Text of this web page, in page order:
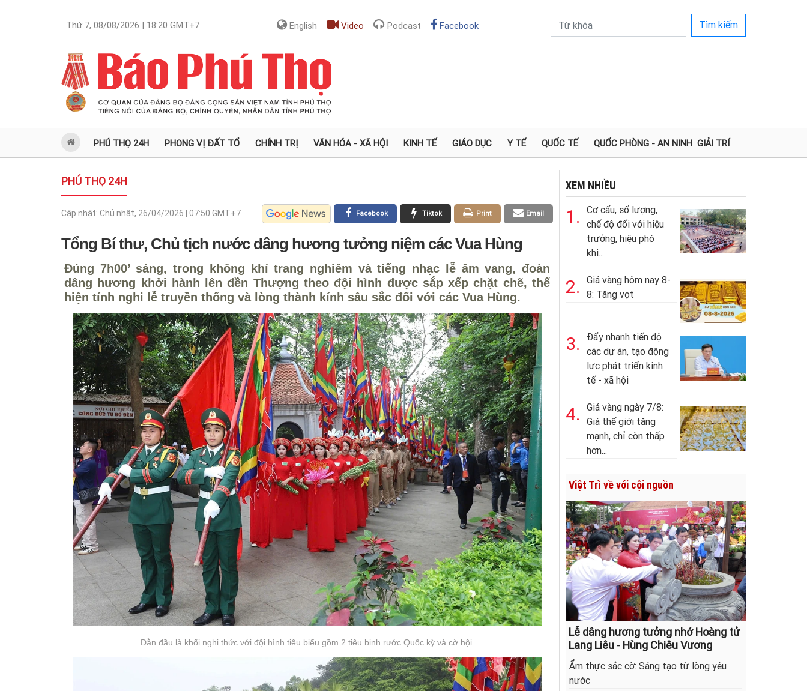
Thứ 7, 08/08/2026 | 18:20 GMT+7 English Video Podcast Facebook Tìm kiếm
PHÚ THỌ 24H PHONG VỊ ĐẤT TỔ CHÍNH TRỊ VĂN HÓA - XÃ HỘI KINH TẾ GIÁO DỤC Y TẾ QUỐC TẾ QUỐC PHÒNG - AN NINH GIẢI TRÍ
PHÚ THỌ 24H
Cập nhật: Chủ nhật, 26/04/2026 | 07:50 GMT+7 Email
Print
Tiktok
Facebook
Tổng Bí thư, Chủ tịch nước dâng hương tưởng niệm các Vua Hùng
Đúng 7h00’ sáng, trong không khí trang nghiêm và tiếng nhạc lễ âm vang, đoàn
dâng hương khởi hành lên đền Thượng theo đội hình được sắp xếp chặt chẽ, thể
hiện tính nghi lễ truyền thống và lòng thành kính sâu sắc đối với các Vua Hùng.
Dẫn đầu là khối nghi thức với đội hình tiêu biểu gồm 2 tiêu binh rước Quốc kỳ và cờ hội.
XEM NHIỀU
1.
Cơ cấu, số lượng,
chế độ đối với hiệu
trưởng, hiệu phó
khi...
2.
Giá vàng hôm nay 8-
8: Tăng vọt
3.
Đẩy nhanh tiến độ
các dự án, tạo động
lực phát triển kinh
tế - xã hội
4.
Giá vàng ngày 7/8:
Giá thế giới tăng
mạnh, chỉ còn thấp
hơn...
Việt Trì về với cội nguồn
Lễ dâng hương tưởng nhớ Hoàng tử
Lang Liêu - Hùng Chiêu Vương
Ẩm thực sắc cờ: Sáng tạo từ lòng yêu
nước